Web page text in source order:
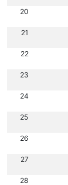
20
21
22
23
24
25
26
27
28